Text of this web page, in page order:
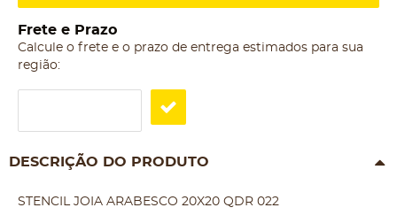
Frete e Prazo
Calcule o frete e o prazo de entrega estimados para sua
região:
DESCRIÇÃO DO PRODUTO
STENCIL JOIA ARABESCO 20X20 QDR 022